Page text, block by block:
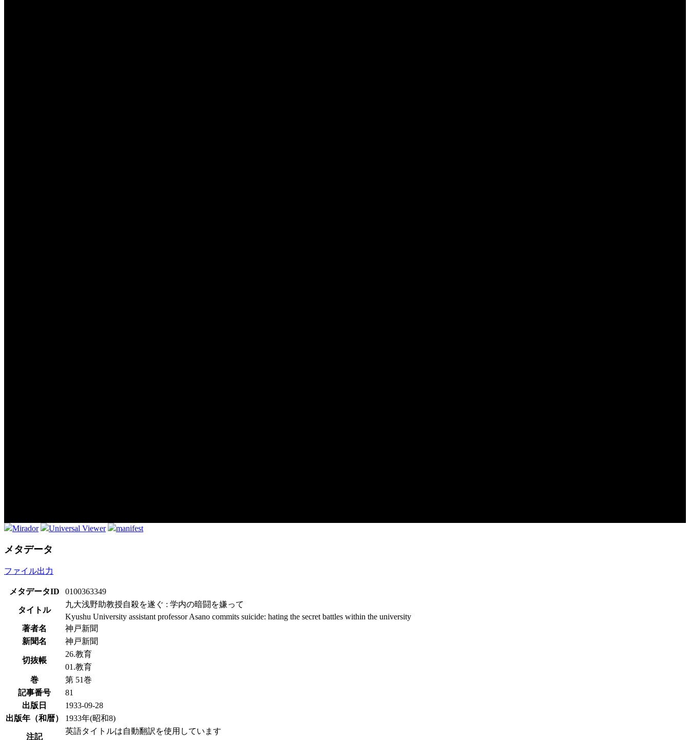
Mirador Universal Viewer manifest
メタデータ
ファイル出力
メタデータID 0100363349
タイトル
九大浅野助教授自殺を遂ぐ : 学内の暗闘を嫌って
Kyushu University assistant professor Asano commits suicide: hating the secret battles within the university
著者名
神戸新聞
新聞名
神戸新聞
切抜帳
26.教育
01.教育
巻
第 51巻
記事番号
81
出版日
1933-09-28
出版年（和暦）
1933年(昭和8)
注記
英語タイトルは自動翻訳を使用しています